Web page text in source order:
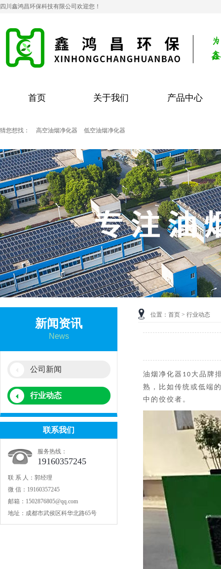
四川鑫鸿昌环保科技有限公司欢迎您！
首页 关于我们 产品中心
猜您想找： 高空油烟净化器 低空油烟净化器
新闻资讯
News
公司新闻
行业动态
联系我们
服务热线：
19160357245
联 系 人：郭经理
微 信：19160357245
邮箱：1502876805@qq.com
地址：成都市武侯区科华北路65号
位置： 首页 > 行业动态
油烟净化器 10 大品牌
熟，比如传统或低端
中的佼佼者。